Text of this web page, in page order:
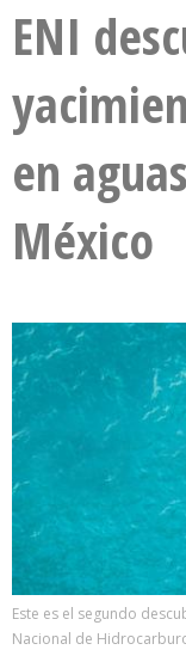
ENI
en
México
Este es el segundo
Nacional de